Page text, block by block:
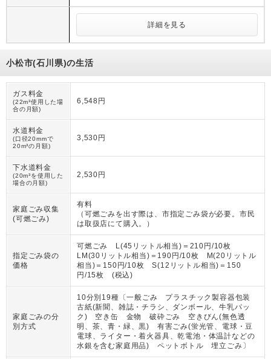
詳細を見る
小松市(石川県)の生活
ガス料金
(22m³使用した場
合の月額)
6,548円
水道料金
(口径20mmで
20m³の月額)
3,530円
下水道料金
(20m³を使用した
場合の月額)
2,530円
家庭ごみ収集
(可燃ごみ)
有料
（ 可燃ごみを出す際は、市指定ごみ袋が必要。市民
は取扱店にて購入。
）
指定ごみ袋の
価格
可燃ごみ L(45リットル相当)＝210円/10枚
LM(30リットル相当)＝190円/10枚 M(20リットル
相当)＝150円/10枚 S(12リットル相当)＝150
円/15枚 (税込)
家庭ごみの分
別方式
10分別19種〔一般ごみ プラスチック製容器包装
古紙(新聞、雑誌・チラシ、ダンボール、牛乳パッ
ク) 空き缶 金物 破砕ごみ 空きびん(無色透
明、茶、青・緑、黒) 有害ごみ(蛍光管、電球・豆
電球、ライター・着火器具、乾電池・体温計などの
水銀を含む家庭用品) ペットボトル 埋立ごみ〕